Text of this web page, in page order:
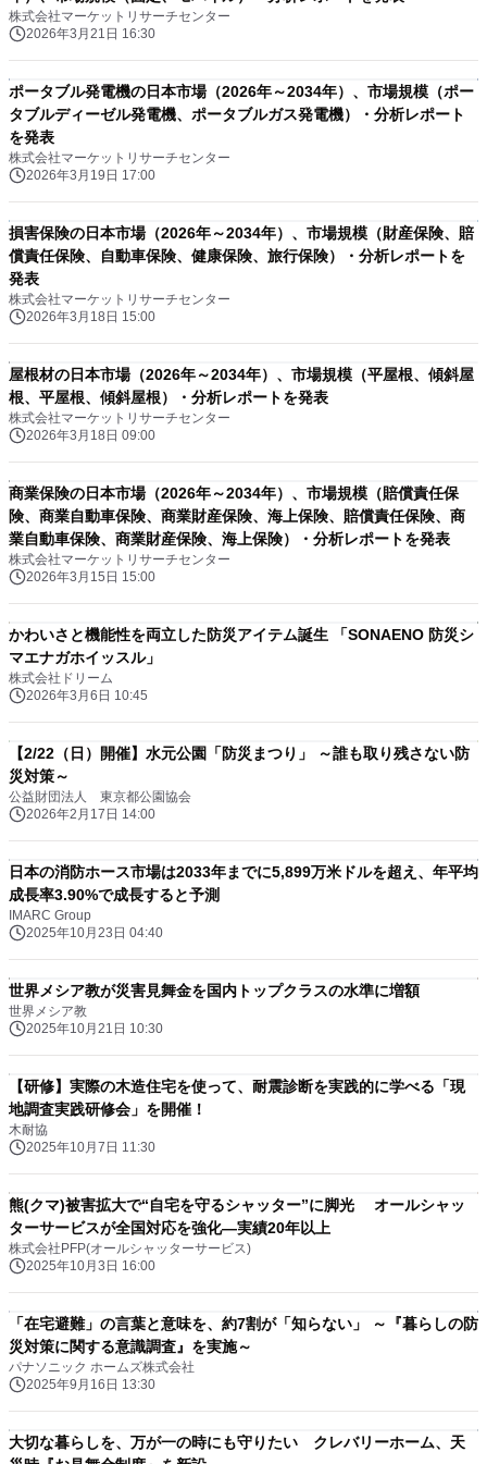
株式会社マーケットリサーチセンター
2026年3月21日 16:30
ポータブル発電機の日本市場（2026年～2034年）、市場規模（ポー
タブルディーゼル発電機、ポータブルガス発電機）・分析レポート
を発表
株式会社マーケットリサーチセンター
2026年3月19日 17:00
損害保険の日本市場（2026年～2034年）、市場規模（財産保険、賠
償責任保険、自動車保険、健康保険、旅行保険）・分析レポートを
発表
株式会社マーケットリサーチセンター
2026年3月18日 15:00
屋根材の日本市場（2026年～2034年）、市場規模（平屋根、傾斜屋
根、平屋根、傾斜屋根）・分析レポートを発表
株式会社マーケットリサーチセンター
2026年3月18日 09:00
商業保険の日本市場（2026年～2034年）、市場規模（賠償責任保
険、商業自動車保険、商業財産保険、海上保険、賠償責任保険、商
業自動車保険、商業財産保険、海上保険）・分析レポートを発表
株式会社マーケットリサーチセンター
2026年3月15日 15:00
かわいさと機能性を両立した防災アイテム誕生 「SONAENO 防災シ
マエナガホイッスル」
株式会社ドリーム
2026年3月6日 10:45
【2/22（日）開催】水元公園「防災まつり」 ～誰も取り残さない防
災対策～
公益財団法人 東京都公園協会
2026年2月17日 14:00
日本の消防ホース市場は2033年までに5,899万米ドルを超え、年平均
成長率3.90%で成長すると予測
IMARC Group
2025年10月23日 04:40
世界メシア教が災害見舞金を国内トップクラスの水準に増額
世界メシア教
2025年10月21日 10:30
【研修】実際の木造住宅を使って、耐震診断を実践的に学べる「現
地調査実践研修会」を開催！
木耐協
2025年10月7日 11:30
熊(クマ)被害拡大で“自宅を守るシャッター”に脚光 オールシャッ
ターサービスが全国対応を強化―実績20年以上
株式会社PFP(オールシャッターサービス)
2025年10月3日 16:00
「在宅避難」の言葉と意味を、約7割が「知らない」 ～『暮らしの防
災対策に関する意識調査』を実施～
パナソニック ホームズ株式会社
2025年9月16日 13:30
大切な暮らしを、万が一の時にも守りたい クレバリーホーム、天